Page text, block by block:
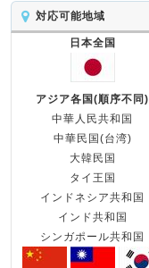
対応可能地域
日本全国
アジア各国(順序不同)
中華人民共和国
中華民国(台湾)
大韓民国
タイ王国
インドネシア共和国
インド共和国
シンガポール共和国